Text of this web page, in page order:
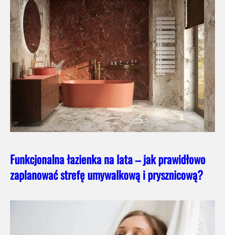
Funkcjonalna łazienka na lata – jak prawidłowo
zaplanować strefę umywalkową i prysznicową?